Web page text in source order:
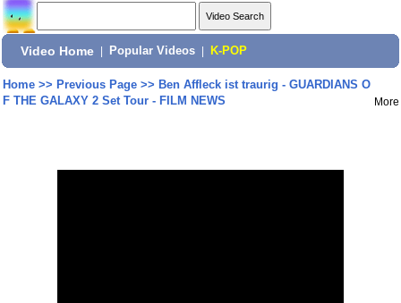
Video Home Popular Videos K-POP
Home>> Previous Page>> Ben Affleck ist traurig - GUARDIANS O
F THE GALAXY 2 Set Tour - FILM NEWS
More